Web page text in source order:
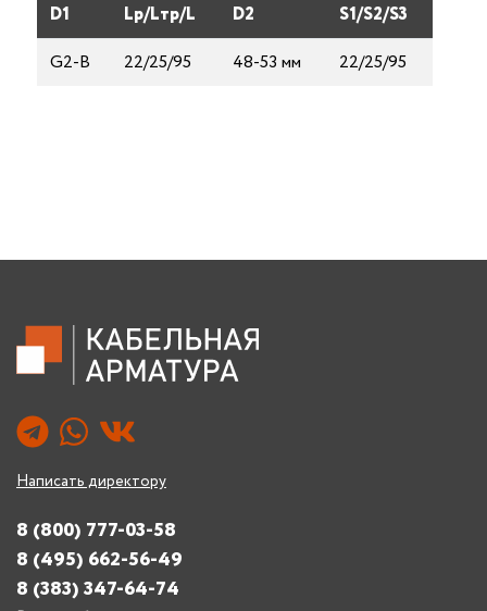
D1
Lp/Lтp/L D2
S1/S2/S3
G2-В
22/25/95 48-53 мм 22/25/95
Написать директору
8 (800) 777-03-58
8 (495) 662-56-49
8 (383) 347-64-74